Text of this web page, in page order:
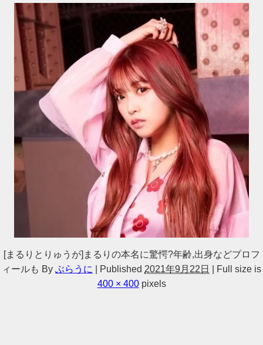
[まるりとりゅうが]まるりの本名に驚愕?年齢,出身などプロフ
ィールも By ぶらうに Published 2021年9月22日
Full size is
400 × 400pixels